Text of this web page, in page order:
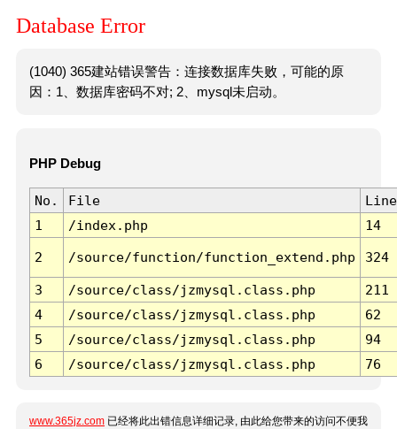
Database Error
(1040) 365建站错误警告：连接数据库失败，可能的原
因：1、数据库密码不对; 2、mysql未启动。
PHP Debug
No. File
Line
1
/index.php 14
2 /source/function/function_extend.php 324
3 /source/class/jzmysql.class.php
211
4
/source/class/jzmysql.class.php
62
5
/source/class/jzmysql.class.php
94
6
/source/class/jzmysql.class.php 76
www.365jz.com 已经将此出错信息详细记录, 由此给您带来的访问不便我